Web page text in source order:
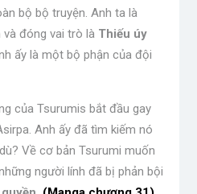
bộ bộ truyện. Anh ta là
và đóng vai trò là Thiếu úy
ấy là một bộ phận của đội
của Tsurumis bắt đầu gay
Anh ấy đã tìm kiếm nó
? Về cơ bản Tsurumi muốn
người lính đã bị phản bội